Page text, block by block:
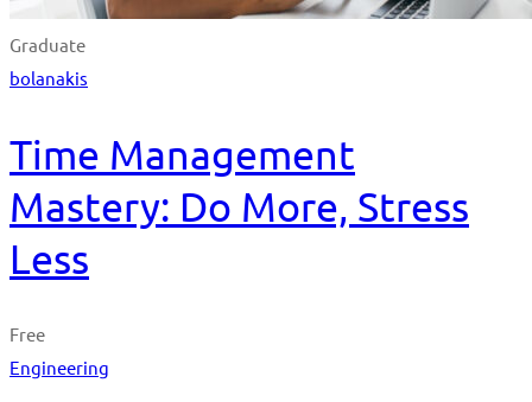
Graduate
bolanakis
Time Management
Mastery: Do More, Stress
Less
Free
Engineering